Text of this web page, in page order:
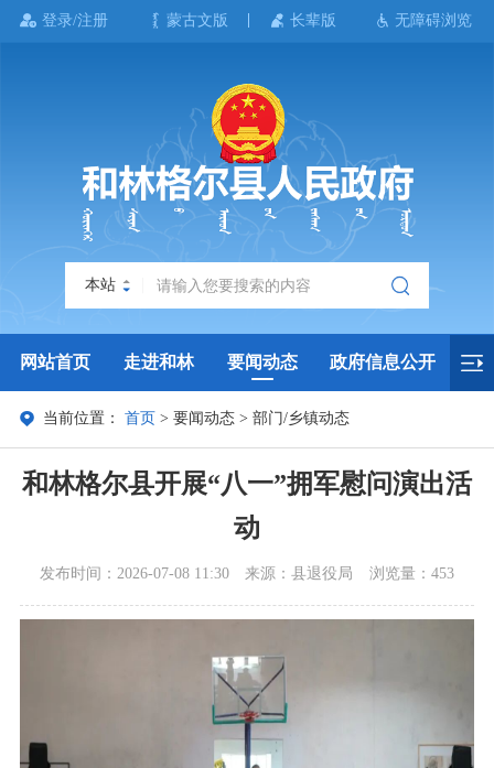
登录/注册 蒙古文版 长辈版 无障碍浏览
本站
网站首页 走进和林 要闻动态 政府信息公开
政务服务 政民互动 政府数据 专题专栏
当前位置：首页 >要闻动态 >部门/乡镇动态
和林格尔县开展“八一”拥军慰问演出活
动
发布时间：2026-07-08 11:30 来源：县退役局 浏览量：453